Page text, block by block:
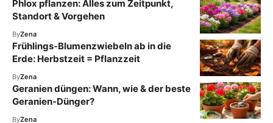
Phlox pflanzen: Alles zum Zeitpunkt,
Standort & Vorgehen
ByZena
Frühlings-Blumenzwiebeln ab in die
Erde: Herbstzeit = Pflanzzeit
ByZena
Geranien düngen: Wann, wie & der beste
Geranien-Dünger?
ByZena